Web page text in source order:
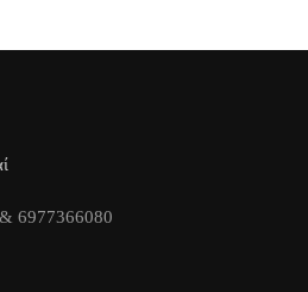
6977366080